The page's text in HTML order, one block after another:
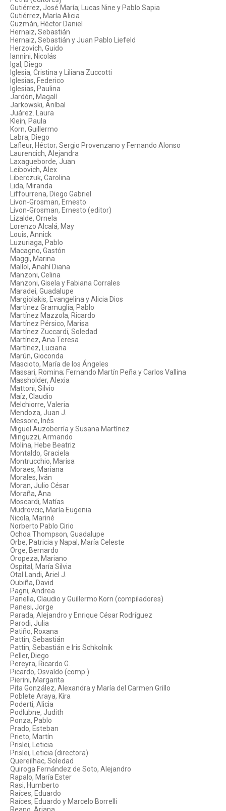
Gutiérrez, José María; Lucas Nine y Pablo Sapia
Gutiérrez, María Alicia
Guzmán, Héctor Daniel
Hernaiz, Sebastián
Hernaiz, Sebastián y Juan Pablo Liefeld
Herzovich, Guido
Iannini, Nicolás
Igal, Diego
Iglesia, Cristina y Liliana Zuccotti
Iglesias, Federico
Iglesias, Paulina
Jardón, Magalí
Jarkowski, Aníbal
Juárez. Laura
Klein, Paula
Korn, Guillermo
Labra, Diego
Lafleur, Héctor; Sergio Provenzano y Fernando Alonso
Laurencich, Alejandra
Laxagueborde, Juan
Leibovich, Alex
Liberczuk, Carolina
Lida, Miranda
Liffourrena, Diego Gabriel
Livon-Grosman, Ernesto
Livon-Grosman, Ernesto (editor)
Lizalde, Ornela
Lorenzo Alcalá, May
Louis, Annick
Luzuriaga, Pablo
Macagno, Gastón
Maggi, Marina
Mallol, Anahí Diana
Manzoni, Celina
Manzoni, Gisela y Fabiana Corrales
Maradei, Guadalupe
Margiolakis, Evangelina y Alicia Dios
Martínez Gramuglia, Pablo
Martínez Mazzola, Ricardo
Martínez Pérsico, Marisa
Martínez Zuccardi, Soledad
Martínez, Ana Teresa
Martínez, Luciana
Marún, Gioconda
Mascioto, María de los Ángeles
Massari, Romina; Fernando Martín Peña y Carlos Vallina
Massholder, Alexia
Mattoni, Silvio
Maíz, Claudio
Melchiorre, Valeria
Mendoza, Juan J.
Messore, Inés
Miguel Auzoberría y Susana Martínez
Minguzzi, Armando
Molina, Hebe Beatriz
Montaldo, Graciela
Montrucchio, Marisa
Moraes, Mariana
Morales, Iván
Moran, Julio César
Moraña, Ana
Moscardi, Matías
Mudrovcic, María Eugenia
Nicola, Mariné
Norberto Pablo Cirio
Ochoa Thompson, Guadalupe
Orbe, Patricia y Napal, María Celeste
Orge, Bernardo
Oropeza, Mariano
Ospital, María Silvia
Otal Landi, Ariel J.
Oubiña, David
Pagni, Andrea
Panella, Claudio y Guillermo Korn (compiladores)
Panesi, Jorge
Parada, Alejandro y Enrique César Rodríguez
Parodi, Julia
Patiño, Roxana
Pattin, Sebastián
Pattin, Sebastián e Iris Schkolnik
Peller, Diego
Pereyra, Ricardo G.
Picardo, Osvaldo (comp.)
Pierini, Margarita
Pita González, Alexandra y María del Carmen Grillo
Poblete Araya, Kira
Poderti, Alicia
Podlubne, Judith
Ponza, Pablo
Prado, Esteban
Prieto, Martín
Prislei, Leticia
Prislei, Leticia (directora)
Quereilhac, Soledad
Quiroga Fernández de Soto, Alejandro
Rapalo, María Ester
Rasi, Humberto
Raíces, Eduardo
Raíces, Eduardo y Marcelo Borrelli
Reano, Ariana